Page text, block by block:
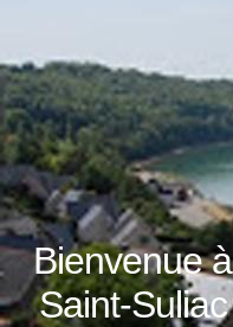
Bienvenue à
Saint-Suliac